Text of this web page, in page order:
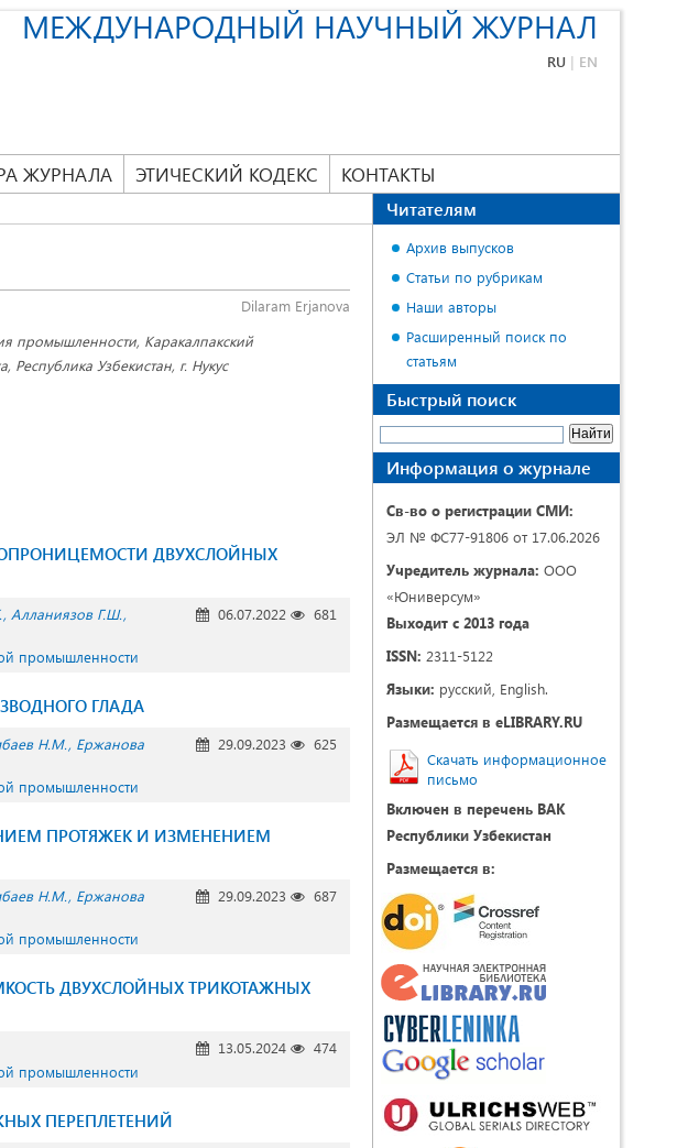
МЕЖДУНАРОДНЫЙ НАУЧНЫЙ ЖУРНАЛ
RU | EN
ЖУРНАЛА ЭТИЧЕСКИЙ КОДЕКС КОНТАКТЫ
Dilaram Erjanova
промышленности, Каракалпакский
Республика Узбекистан, г. Нукус
ДВУХСЛОЙНЫХ
Алланиязов Г.Ш.
06.07.2022 681
промышленности
ГЛАДА
Н.М. Ержанова
29.09.2023 625
промышленности
ПРОТЯЖЕК И ИЗМЕНЕНИЕМ
Н.М. Ержанова
29.09.2023 687
промышленности
ДВУХСЛОЙНЫХ ТРИКОТАЖНЫХ
13.05.2024
474
промышленности
ПЕРЕПЛЕТЕНИЙ
Читателям
Архив выпусков
Статьи по рубрикам
Наши авторы
Расширенный поиск по
статьям
Быстрый поиск
Информация о журнале
Св-во о регистрации СМИ:
ЭЛ № ФС77-91806 от 17.06.2026
Учредитель журнала: ООО
«Юниверсум»
Выходит с 2013 года
ISSN: 2311-5122
Языки: русский, English.
Размещается в eLIBRARY.RU
Скачать информационное
письмо
Включен в перечень ВАК
Республики Узбекистан
Размещается в: